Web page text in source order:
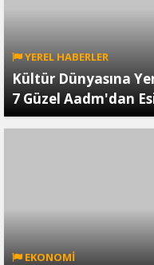
YEREL HABERLER
Kültür Dünyasına
7 Güzel Aadm'dan
EKONOMİ